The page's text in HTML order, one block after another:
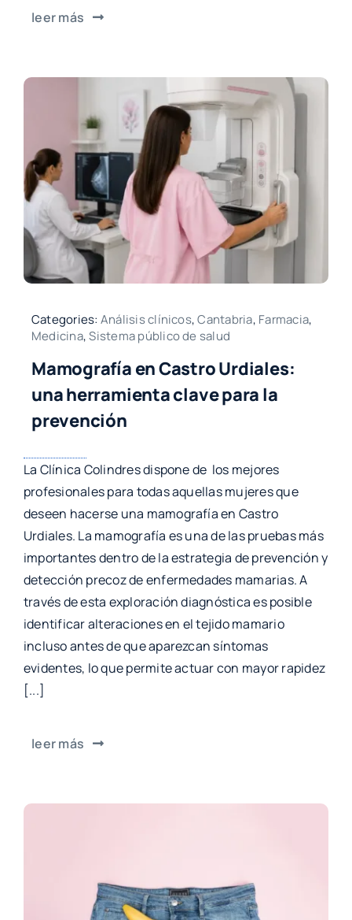
leer más
Categories: Análisis clínicos,Cantabria, Farmacia,
Medicina,Sistema público de salud
Mamografía en Castro Urdiales:
una herramienta clave para la
prevención
La Clínica Colindres dispone de los mejores
profesionales para todas aquellas mujeres que
deseen hacerse una mamografía en Castro
Urdiales. La mamografía es una de las pruebas más
importantes dentro de la estrategia de prevención y
detección precoz de enfermedades mamarias. A
través de esta exploración diagnóstica es posible
identificar alteraciones en el tejido mamario
incluso antes de que aparezcan síntomas
evidentes, lo que permite actuar con mayor rapidez
[...]
leer más